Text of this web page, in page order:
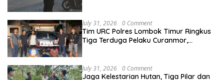
July 31, 2026 0 Comment
Tim URC Polres Lombok Timur Ringkus
Tiga Terduga Pelaku Curanmor,
July 31, 2026 0 Comment
Jaga Kelestarian Hutan, Tiga Pilar dan